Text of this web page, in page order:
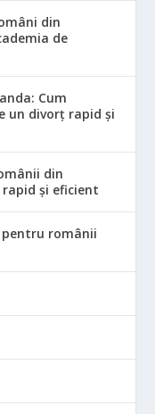
din
de
Cum
un divorț rapid și
din
și eficient
românii